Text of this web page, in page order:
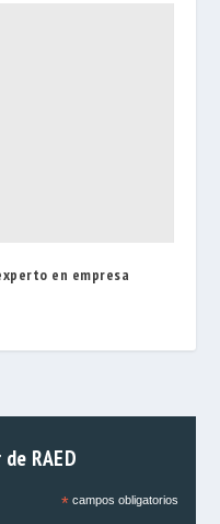
en empresa
RAED
*campos obligatorios